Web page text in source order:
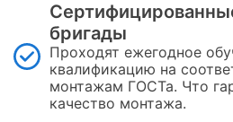
бригады
Проходят ежегодное
квалификацию на
монтажам ГОСТа. Что
качество монтажа.